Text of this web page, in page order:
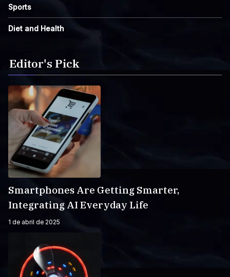
Sports
Diet and Health
Editor's Pick
Smartphones Are Getting Smarter,
Integrating AI Everyday Life
1 de abril de 2025